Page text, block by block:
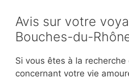
Avis sur votre
Bouches-du-
Si vous êtes à la
concernant votre vie